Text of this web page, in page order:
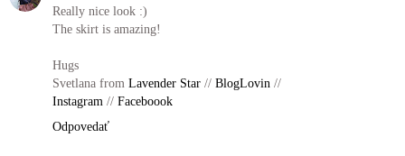
Really nice look :)
The skirt is amazing!
Hugs
Svetlana from Lavender Star // BlogLovin //
Instagram // Faceboook
Odpovedať